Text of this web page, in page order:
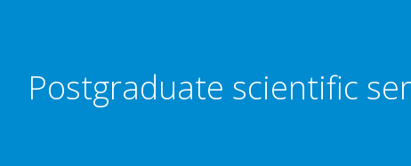
Postgraduate scientific